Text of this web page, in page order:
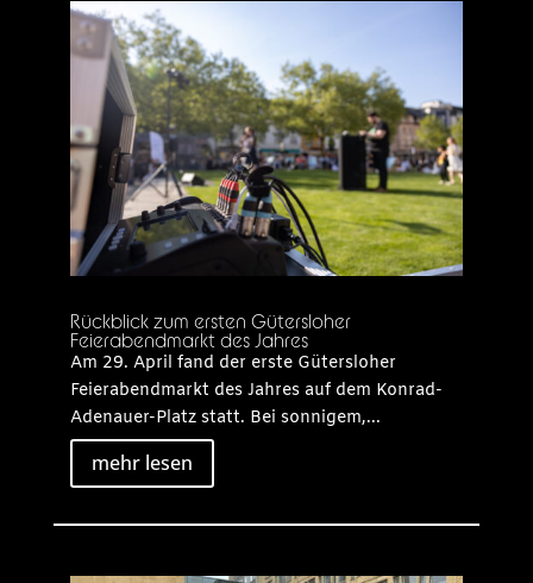
Rückblick zum ersten Gütersloher
Feierabendmarkt des Jahres
Am 29. April fand der erste Gütersloher
Feierabendmarkt des Jahres auf dem Konrad-
Adenauer-Platz statt. Bei sonnigem,...
mehr lesen